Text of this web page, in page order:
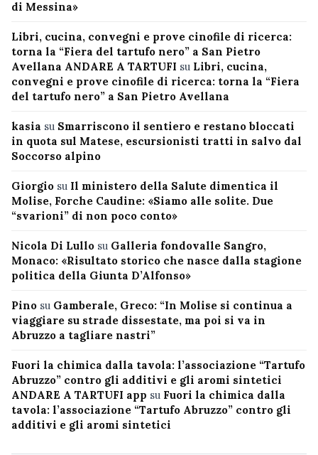
di Messina»
Libri, cucina, convegni e prove cinofile di ricerca:
torna la “Fiera del tartufo nero” a San Pietro
Avellana ANDARE A TARTUFI su Libri, cucina,
convegni e prove cinofile di ricerca: torna la “Fiera
del tartufo nero” a San Pietro Avellana
kasia su Smarriscono il sentiero e restano bloccati
in quota sul Matese, escursionisti tratti in salvo dal
Soccorso alpino
Giorgio su Il ministero della Salute dimentica il
Molise, Forche Caudine: «Siamo alle solite. Due
“svarioni” di non poco conto»
Nicola Di Lullo su Galleria fondovalle Sangro,
Monaco: «Risultato storico che nasce dalla stagione
politica della Giunta D’Alfonso»
Pino su Gamberale, Greco: “In Molise si continua a
viaggiare su strade dissestate, ma poi si va in
Abruzzo a tagliare nastri”
Fuori la chimica dalla tavola: l’associazione “Tartufo
Abruzzo” contro gli additivi e gli aromi sintetici
ANDARE A TARTUFI app su Fuori la chimica dalla
tavola: l’associazione “Tartufo Abruzzo” contro gli
additivi e gli aromi sintetici